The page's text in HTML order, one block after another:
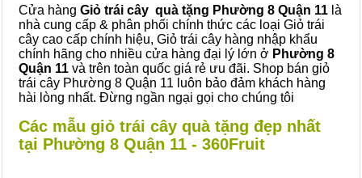
Cửa hàng Giỏ trái cây quà tặng Phường 8 Quận 11 là
nhà cung cấp & phân phối chính thức các loại Giỏ trái
cây cao cấp chính hiệu, Giỏ trái cây hàng nhập khẩu
chính hãng cho nhiều cửa hàng đại lý lớn ở Phường 8
Quận 11 và trên toàn quốc giá rẻ ưu đãi. Shop bán giỏ
trái cây Phường 8 Quận 11 luôn bảo đảm khách hàng
hài lòng nhất. Đừng ngần ngại gọi cho chúng tôi
Các mẫu giỏ trái cây quà tặng đẹp nhất
tại Phường 8 Quận 11 - 360Fruit